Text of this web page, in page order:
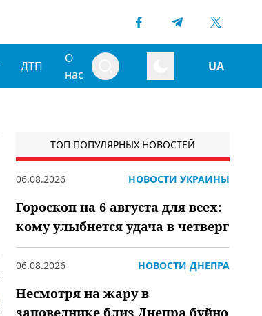
ДТП
О
нас
UA
ТОП ПОПУЛЯРНЫХ НОВОСТЕЙ
06.08.2026 НОВОСТИ УКРАИНЫ
Гороскоп на 6 августа для всех:
кому улыбнется удача в четверг
06.08.2026 НОВОСТИ ДНЕПРА
Несмотря на жару в
заповеднике близ Днепра буйно